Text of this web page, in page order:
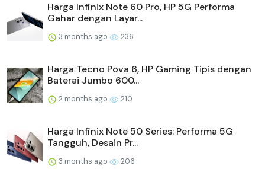
Harga Infinix Note 60 Pro, HP 5G Performa
Gahar dengan Layar...
3 months ago 236
Harga Tecno Pova 6, HP Gaming Tipis dengan
Baterai Jumbo 600...
2 months ago 210
Harga Infinix Note 50 Series: Performa 5G
Tangguh, Desain Pr...
3 months ago 206